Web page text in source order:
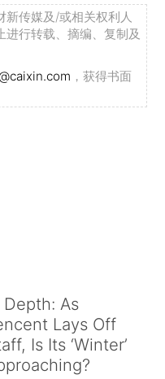
传媒及/或相关权利人
行转载、摘编、复制及
，获得书面
Depth: As
Lays Off
Is Its ‘Winter’